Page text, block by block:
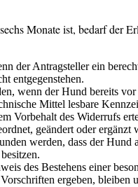
Monate ist, bedarf der
der Antragsteller ein
entgegenstehen.
wenn der Hund bereits
Mittel lesbare
Vorbehalt des Widerrufs
geändert oder ergänzt
werden, dass der
des Bestehens einer
ergeben, bleiben